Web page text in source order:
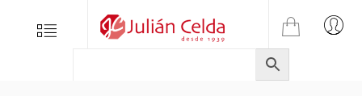
Menu
TIENDA
ONLINE
DE
JULIAN
Folletos